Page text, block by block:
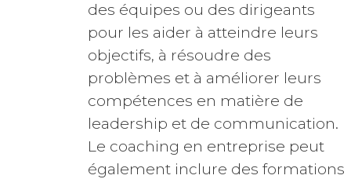
des équipes ou des dirigeants
pour les aider à atteindre leurs
objectifs, à résoudre des
problèmes et à améliorer leurs
compétences en matière de
leadership et de communication.
Le coaching en entreprise peut
également inclure des formations